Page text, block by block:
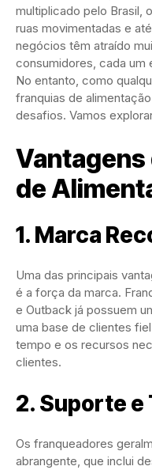
multiplicado pelo Brasil,
ruas movimentadas e
negócios têm atraído
consumidores, cada um
No entanto, como
franquias de
desafios. Vamos
Vantagens
de
1. Marca
Uma das principais
é a força da marca.
e Outback já possuem
uma base de clientes
tempo e os recursos
clientes.
2. Suporte
Os franqueadores
abrangente, que inclui